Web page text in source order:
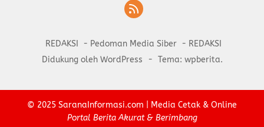
REDAKSI Pedoman Media Siber
REDAKSI
Didukung oleh WordPress
- Tema: wpberita.
© 2025 SaranaInformasi.com | Media Cetak & Online
Portal Berita Akurat & Berimbang